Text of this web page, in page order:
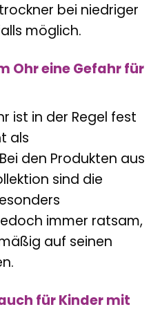
bei niedriger
möglich.
Ohr eine Gefahr für
ist in der Regel fest
als
den Produkten aus
sind die
immer ratsam,
auf seinen
für Kinder mit